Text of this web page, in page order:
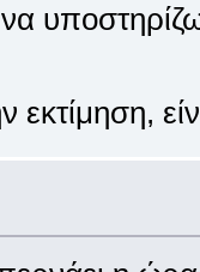
εκτίμηση,